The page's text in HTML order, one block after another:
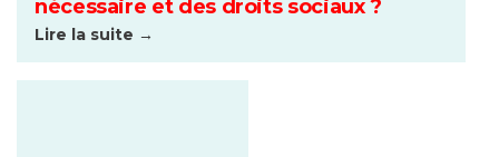
nécessaire et des droits sociaux ?
Lire la suite →